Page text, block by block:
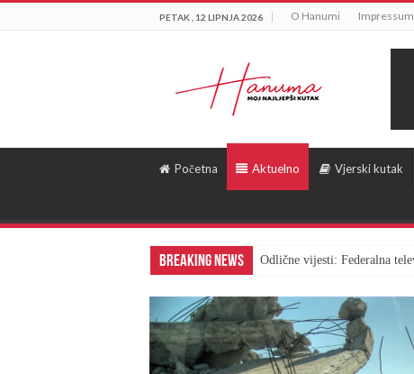
PETAK , 12 LIPNJA 2026 O Hanumi Impressum
Početna Aktuelno Vjerski kutak
Breaking News Odlične vijesti: Federalna